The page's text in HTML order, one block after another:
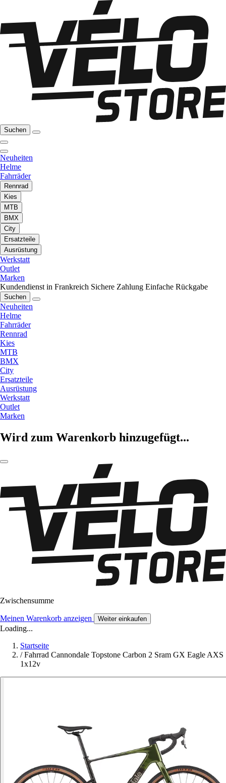
Suchen
Neuheiten
Helme
Fahrräder
Rennrad
Kies
MTB
BMX
City
Ersatzteile
Ausrüstung
Werkstatt
Outlet
Marken
Kundendienst in Frankreich Sichere Zahlung Einfache Rückgabe
Suchen
Neuheiten
Helme
Fahrräder
Rennrad
Kies
MTB
BMX
City
Ersatzteile
Ausrüstung
Werkstatt
Outlet
Marken
Wird zum Warenkorb hinzugefügt...
Zwischensumme
Meinen Warenkorb anzeigen Weiter einkaufen
Loading...
Startseite
/ Fahrrad Cannondale Topstone Carbon 2 Sram GX Eagle AXS
1x12v